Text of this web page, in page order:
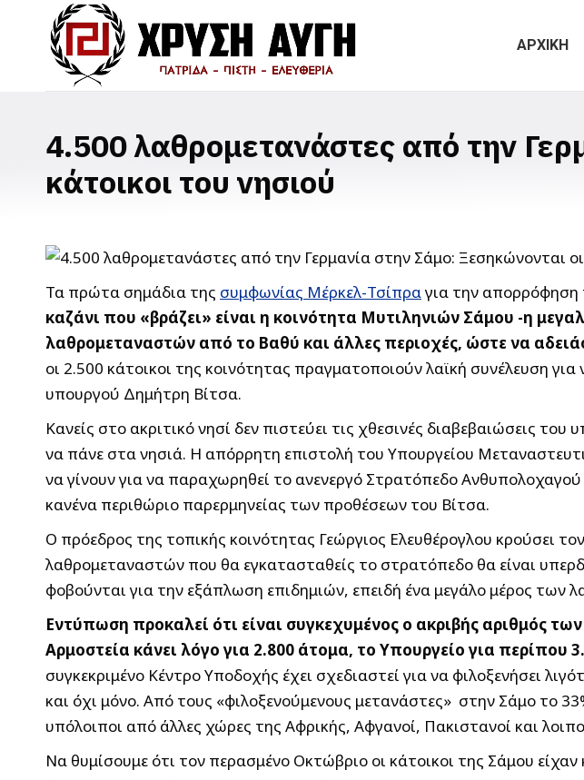
ΑΡΧΙΚΗ
4.500 λαθρομετανάστες από την
κάτοικοι του νησιού
Τα πρώτα σημάδια της συμφωνίας Μέρκελ-Τσίπραγια την απορρόφηση
καζάνι που «βράζει» είναι η κοινότητα Μυτιληνιών Σάμου -η
λαθρομεταναστών από το Βαθύ και άλλες περιοχές, ώστε να
οι 2.500 κάτοικοι της κοινότητας πραγματοποιούν λαϊκή συνέλευση
υπουργού Δημήτρη Βίτσα.
Κανείς στο ακριτικό νησί δεν πιστεύει τις χθεσινές διαβεβαιώσεις
να πάνε στα νησιά. Η απόρρητη επιστολή του Υπουργείου
να γίνουν για να παραχωρηθεί το ανενεργό Στρατόπεδο
κανένα περιθώριο παρερμηνείας των προθέσεων του Βίτσα.
Ο πρόεδρος της τοπικής κοινότητας Γεώργιος Ελευθέρογλου
λαθρομεταναστών που θα εγκατασταθείς το στρατόπεδο θα είναι
φοβούνται για την εξάπλωση επιδημιών, επειδή ένα μεγάλο μέρος
Εντύπωση προκαλεί ότι είναι συγκεχυμένος ο ακριβής αριθμός
Αρμοστεία κάνει λόγο για 2.800 άτομα, το Υπουργείο για περίπου
συγκεκριμένο Κέντρο Υποδοχής έχει σχεδιαστεί για να φιλοξενήσει
και όχι μόνο. Από τους «φιλοξενούμενους μετανάστες» στην Σάμο το
υπόλοιποι από άλλες χώρες της Αφρικής, Αφγανοί, Πακιστανοί και
Να θυμίσουμε ότι τον περασμένο Οκτώβριο οι κάτοικοι της Σάμου